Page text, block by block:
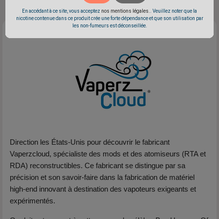
En accédant à ce site, vous acceptez nos mentions légales.. Veuillez noter que la
nicotine contenue dans ce produit crée une forte dépendance et que son utilisation par
les non-fumeurs est déconseillée.
Direction les États-Unis pour découvrir le fabricant
Vaperzcloud, spécialiste des mods et des atomiseurs (RTA et
RDA) reconstructibles. Ce fabricant se distingue par sa
précision et son savoir-faire dans la fabrication de matériel
high-end innovant à destination des vapoteurs exigeants et
expérimentés.